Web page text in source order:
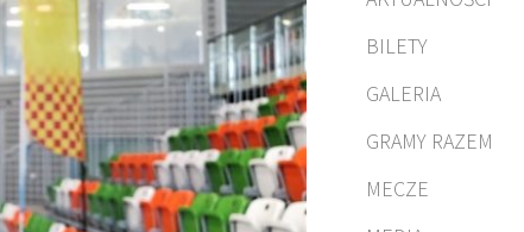
BILETY
GALERIA
GRAMY RAZEM
MECZE